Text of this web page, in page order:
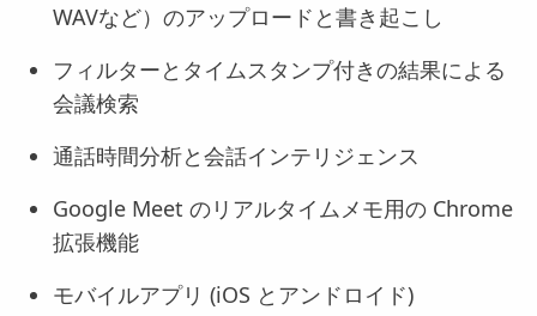
WAVなど）のアップロードと書き起こし
フィルターとタイムスタンプ付きの結果による
会議検索
通話時間分析と会話インテリジェンス
Google Meet のリアルタイムメモ用の Chrome
拡張機能
モバイルアプリ (iOS とアンドロイド)